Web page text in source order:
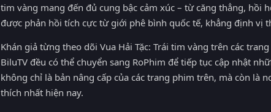
tim vàng mang đến đủ cung bậc cảm xúc – từ căng thẳng, hồi
được phản hồi tích cực từ giới phê bình quốc tế, khẳng định vị
Khán giả từng theo dõi Vua Hải Tặc: Trái tim vàng trên các
BiluTV đều có thể chuyển sang RoPhim để tiếp tục cập nhật
không chỉ là bản nâng cấp của các trang phim trên, mà còn là
thích nhất hiện nay.